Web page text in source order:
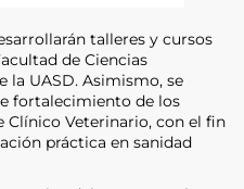
talleres y cursos
de Ciencias
la UASD. Asimismo, se
fortalecimiento de los
Clínico Veterinario, con el fin
práctica en sanidad